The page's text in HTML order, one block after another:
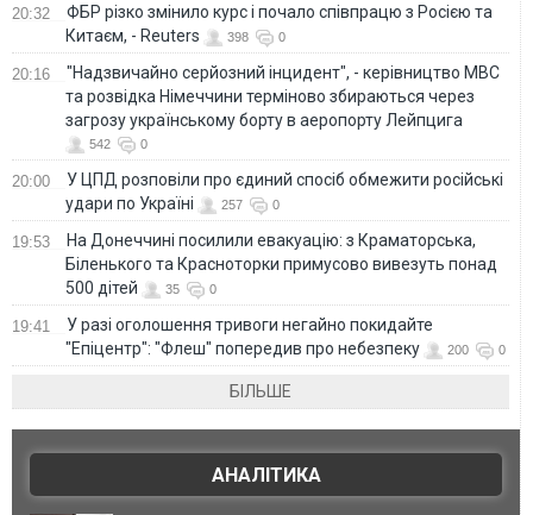
20:32
ФБР різко змінило курс і почало співпрацю з Росією та
Китаєм, - Reuters
398 0
20:16
"Надзвичайно серйозний інцидент", - керівництво МВС
та розвідка Німеччини терміново збираються через
загрозу українському борту в аеропорту Лейпцига
542 0
20:00
У ЦПД розповіли про єдиний спосіб обмежити російські
удари по Україні
257 0
19:53
На Донеччині посилили евакуацію: з Краматорська,
Біленького та Красноторки примусово вивезуть понад
500 дітей
35 0
19:41
У разі оголошення тривоги негайно покидайте
"Епіцентр": "Флеш" попередив про небезпеку
200 0
БІЛЬШЕ
АНАЛІТИКА